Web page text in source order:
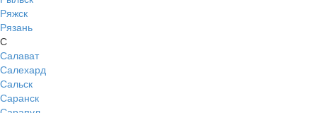
Ряжск
Рязань
С
Салават
Салехард
Сальск
Саранск